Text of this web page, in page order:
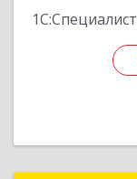
1С:Специалист